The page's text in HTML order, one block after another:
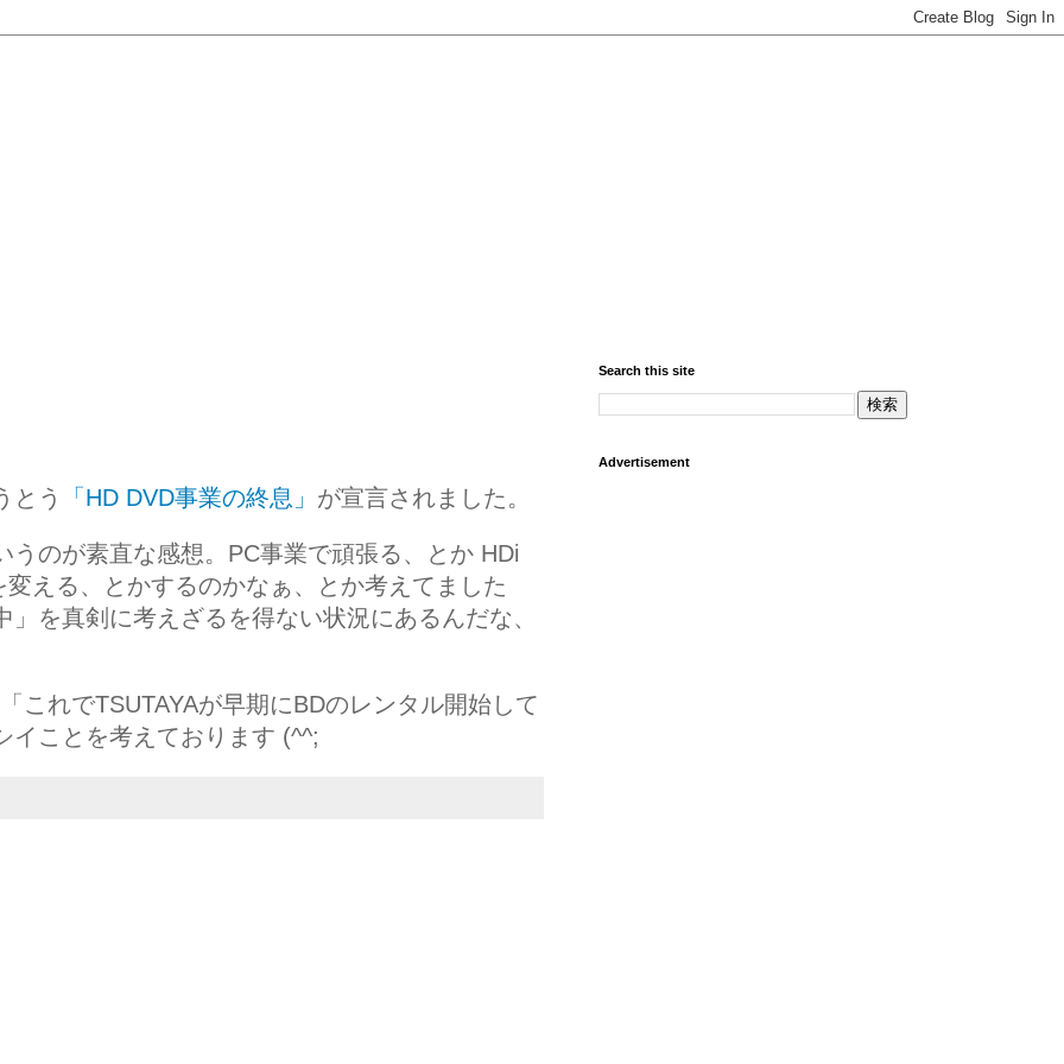
とう 「HD DVD事業の終息」 が宣言されました。
のが素直な感想。PC事業で頑張る、とか HDi
える、とかするのかなぁ、とか考えてました
を真剣に考えざるを得ない状況にあるんだな、
これでTSUTAYAが早期にBDのレンタル開始して
イことを考えております (^^;
Search this site
Advertisement